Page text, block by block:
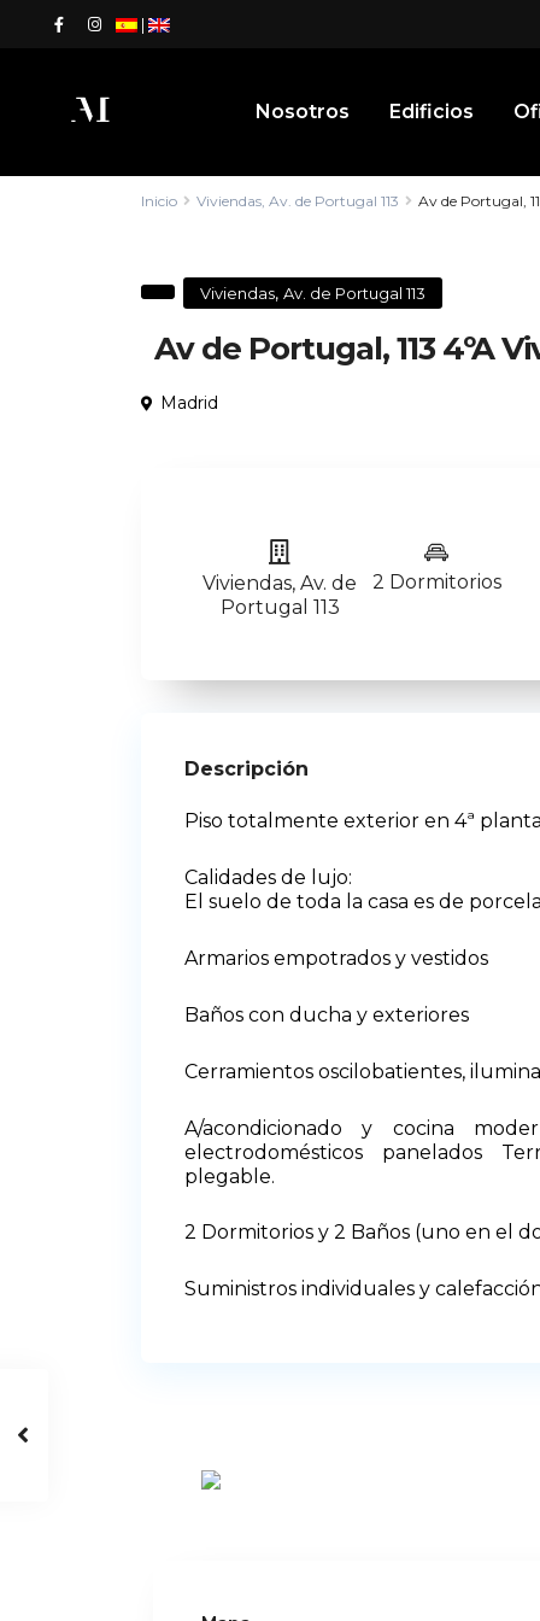
|
Nosotros Edificios
Inicio Viviendas, Av. de Portugal 113 Av de Portugal,
Viviendas, Av. de Portugal 113
Av de Portugal, 113 4ºA
Madrid
Viviendas, Av. de
Portugal 113
2 Dormitorios
Descripción
Piso totalmente exterior en 4ª
Calidades de lujo:
El suelo de toda la casa es de
Armarios empotrados y vestidos
Baños con ducha y exteriores
Cerramientos oscilobatientes,
A/acondicionado y cocina
electrodomésticos panelados
plegable.
2 Dormitorios y 2 Baños (uno en el
Suministros individuales y